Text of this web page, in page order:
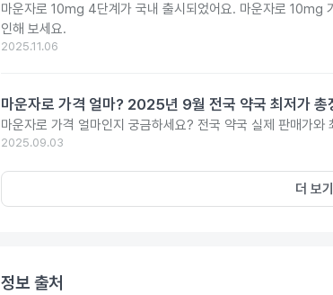
마운자로 10mg 4단계가 국내 출시되었어요. 마운자로 10mg
인해 보세요.
2025.11.06
마운자로 가격 얼마? 2025년 9월 전국 약국 최저가 총
마운자로 가격 얼마인지 궁금하세요? 전국 약국 실제 판매가와
2025.09.03
더 보기
정보 출처